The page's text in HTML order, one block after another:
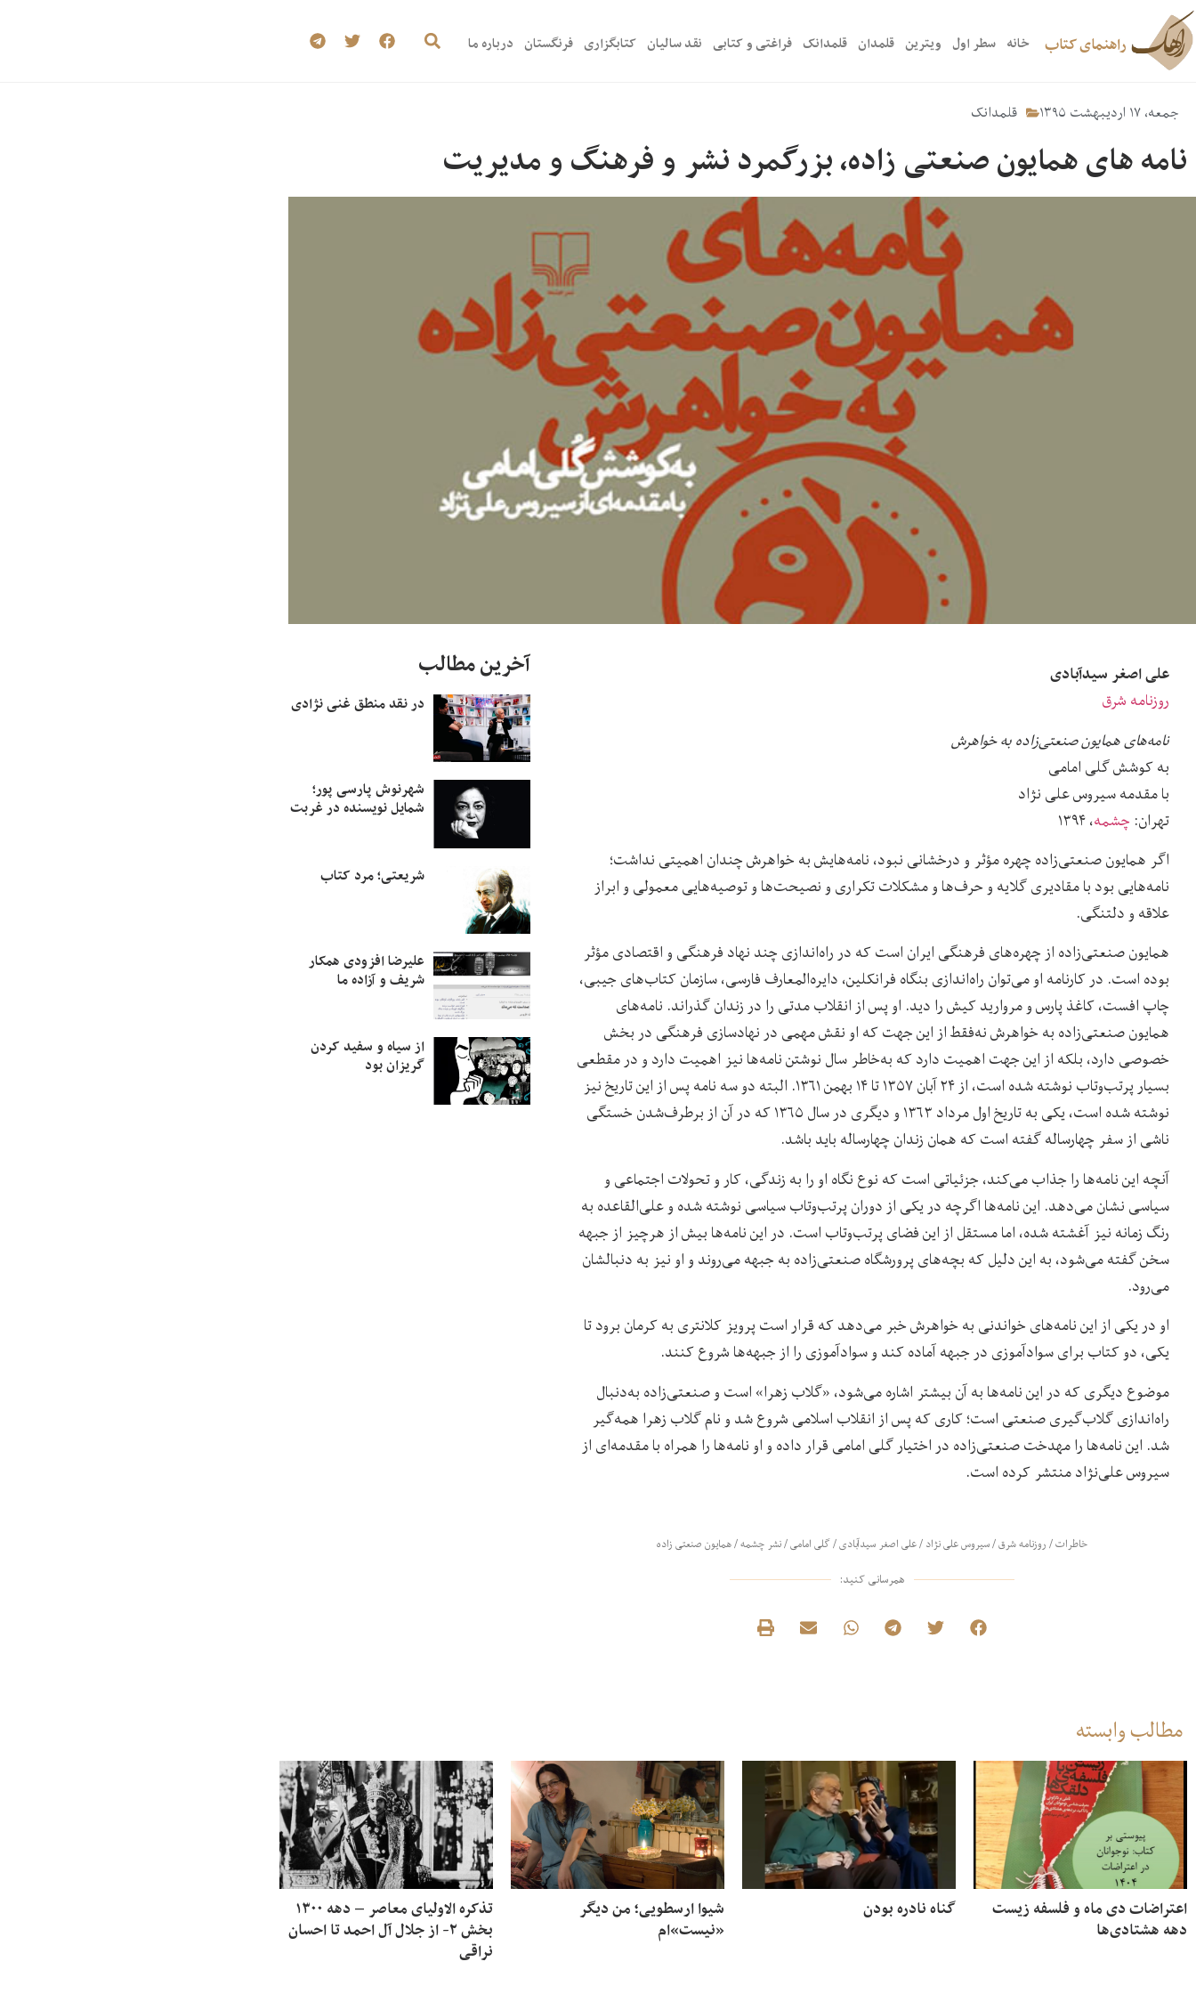
راهنمای کتاب خانه سطر اول ویترین قلمدان قلمدانک فراغتی و کتابی نقد سالیان کتابگزاری فرنگستان درباره ما
جمعه، ۱۷ اردیبهشت ۱۳۹۵ قلمدانک
نامه های همایون صنعتی زاده، بزرگمرد نشر و فرهنگ و مدیریت
علی اصغر سیدآبادی
روزنامه شرق
نامه‌های همایون صنعتی‌زاده به خواهرش
به کوشش گلی امامی
با مقدمه سیروس علی نژاد
تهران: چشمه، ۱۳۹۴
اگر همایون صنعتی‌زاده چهره مؤثر و درخشانی نبود، نامه‌هایش به خواهرش چندان اهمیتی نداشت؛
نامه‌هایی بود با مقادیری گلایه و حرف‌ها و مشکلات تکراری و نصیحت‌ها و توصیه‌هایی معمولی و ابراز
علاقه و دلتنگی.
همایون صنعتی‌زاده از چهره‌های فرهنگی ایران است که در راه‌اندازی چند نهاد فرهنگی و اقتصادی مؤثر
بوده است. در کارنامه او می‌توان راه‌اندازی بنگاه فرانکلین، دایره‌المعارف فارسی، سازمان کتاب‌های جیبی،
چاپ افست، کاغذ پارس و مروارید کیش را دید. او پس از انقلاب مدتی را در زندان گذراند. نامه‌های
همایون صنعتی‌زاده به خواهرش نه‌فقط از این جهت که او نقش مهمی در نهادسازی فرهنگی در بخش
خصوصی دارد، بلکه از این جهت اهمیت دارد که به‌خاطر سال نوشتن نامه‌ها نیز اهمیت دارد و در مقطعی
بسیار پرتب‌وتاب نوشته شده است، از ۲۴ آبان ۱۳۵۷ تا ۱۴ بهمن ۱۳۶۱. البته دو سه نامه پس از این تاریخ نیز
نوشته شده است، یکی به تاریخ اول مرداد ۱۳۶۳ و دیگری در سال ۱۳۶۵ که در آن از برطرف‌شدن خستگی
ناشی از سفر چهارساله گفته است که‌‌ همان زندان چهارساله باید باشد.
آنچه این نامه‌ها را جذاب می‌کند، جزئیاتی است که نوع نگاه او را به زندگی، کار و تحولات اجتماعی و
سیاسی نشان می‌دهد. این نامه‌ها اگرچه در یکی از دوران پرتب‌وتاب سیاسی نوشته شده و علی‌القاعده به
رنگ زمانه نیز آغشته ‌شده، اما مستقل از این فضای پرتب‌وتاب است. در این نامه‌ها بیش از هرچیز از جبهه
سخن گفته می‌شود، به این دلیل که بچه‌های پرورشگاه صنعتی‌زاده به جبهه می‌روند و او نیز به دنبالشان
می‌رود.
او در یکی از این نامه‌های خواندنی به خواهرش خبر می‌دهد که قرار است پرویز کلانتری به کرمان برود تا
یکی، دو کتاب برای سوادآموزی در جبهه آماده کند و سوادآموزی را از جبهه‌ها شروع کنند.
موضوع دیگری که در این نامه‌ها به آن بیشتر اشاره می‌شود، «گلاب زهرا» است و صنعتی‌زاده به‌دنبال
راه‌اندازی گلاب‌گیری صنعتی است؛ کاری که پس از انقلاب اسلامی شروع شد و نام گلاب زهرا همه‌گیر
شد. این نامه‌ها را مهدخت صنعتی‌زاده در اختیار گلی امامی قرار داده و او نامه‌ها را همراه با مقدمه‌ای از
سیروس علی‌نژاد منتشر کرده است.
خاطرات/روزنامه شرق/سیروس علی نژاد/علی اصغر سیدآبادی/گلی امامی/نشر چشمه/همایون صنعتی زاده
همرسانی کنید:
آخرین مطالب
در نقد منطق غنی نژادی
شهرنوش پارسی پور؛
شمایل نویسنده در غربت
شریعتی؛ مرد کتاب
علیرضا افزودی همکار
شریف و آزاده ما
از سیاه و سفید کردن
گریزان بود
مطالب وابسته
اعتراضات دی ماه و فلسفه زیست
دهه هشتادی‌ها
گناه نادره بودن شیوا ارسطویی؛ من دیگر
«نیست»‌ام
تذکره الاولیای معاصر – دهه ۱۳۰۰
بخش ۲- از جلال آل احمد تا احسان
نراقی